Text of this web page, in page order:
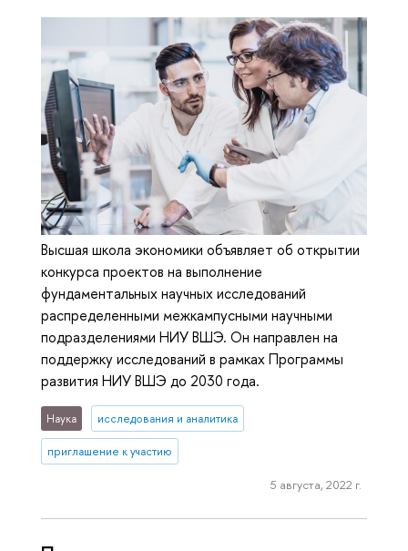
Высшая школа экономики объявляет об открытии
конкурса проектов на выполнение
фундаментальных научных исследований
распределенными межкампусными научными
подразделениями НИУ ВШЭ. Он направлен на
поддержку исследований в рамках Программы
развития НИУ ВШЭ до 2030 года.
Наука исследования и аналитика
приглашение к участию
5 августа, 2022 г.